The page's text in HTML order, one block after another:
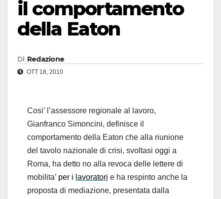
il comportamento
della Eaton
Di Redazione
OTT 18, 2010
Cosi’ l’assessore regionale al lavoro,
Gianfranco Simoncini, definisce il
comportamento della Eaton che alla riunione
del tavolo nazionale di crisi, svoltasi oggi a
Roma, ha detto no alla revoca delle lettere di
mobilita’ per i lavoratori e ha respinto anche la
proposta di mediazione, presentata dalla